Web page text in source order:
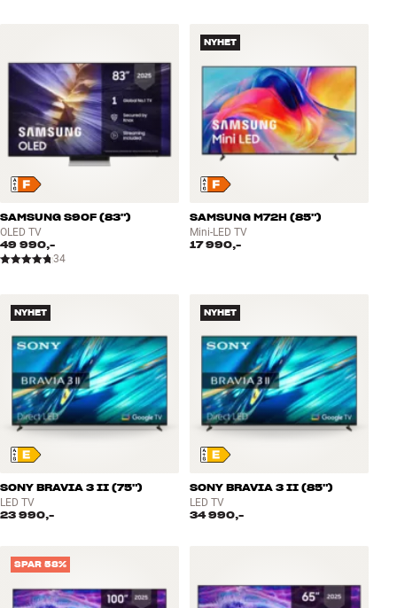
SAMSUNG S90F (83")
OLED TV
49 990,-
34
NYHET
SAMSUNG M72H (85")
Mini-LED TV
17 990,-
NYHET
SONY BRAVIA 3 II (75")
LED TV
23 990,-
NYHET
SONY BRAVIA 3 II (85")
LED TV
34 990,-
SPAR 58%